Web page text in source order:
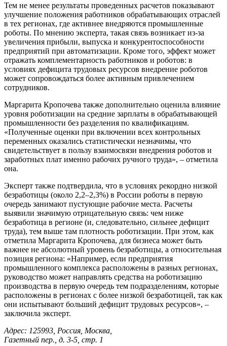
Тем не менее результаты проведенных расчетов показывают
улучшение положения работников обрабатывающих отраслей
в тех регионах, где активнее внедряются промышленные
роботы. По мнению эксперта, такая связь возникает из-за
увеличения прибыли, выпуска и конкурентоспособности
предприятий при автоматизации. Кроме того, эффект может
отражать комплементарность работников и роботов: в
условиях дефицита трудовых ресурсов внедрение роботов
может сопровождаться более активным привлечением
сотрудников.
Маргарита Кропочева также дополнительно оценила влияние
уровня роботизации на средние зарплаты в обрабатывающей
промышленности без разделения по квалификациям.
«Полученные оценки при включении всех контрольных
переменных оказались статистически незначимы, что
свидетельствует в пользу взаимосвязи внедрения роботов и
заработных плат именно рабочих ручного труда», – отметила
она.
Эксперт также подтвердила, что в условиях рекордно низкой
безработицы (около 2,2–2,3%) в России роботы в первую
очередь занимают пустующие рабочие места. Расчеты
выявили значимую отрицательную связь: чем ниже
безработица в регионе (и, следовательно, сильнее дефицит
труда), тем выше там плотность роботизации. При этом, как
отметила Маргарита Кропочева, для бизнеса может быть
важнее не абсолютный уровень безработицы, а относительная
позиция региона: «Например, если предприятия
промышленного комплекса расположены в разных регионах,
руководство может направлять средства на роботизацию
производства в первую очередь тем подразделениям, которые
расположены в регионах с более низкой безработицей, так как
они испытывают больший дефицит трудовых ресурсов», –
заключила эксперт.
Адрес: 125993, Россия, Москва,
Газетный пер., д. 3-5, стр. 1